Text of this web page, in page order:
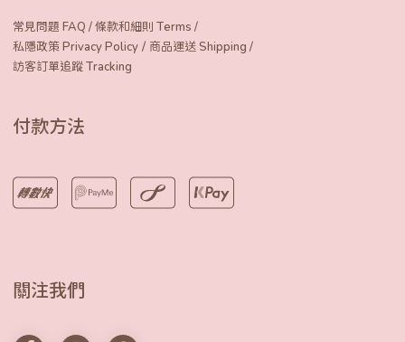
常見問題 FAQ /條款和細則 Terms /
私隱政策 Privacy Policy / 商品運送 Shipping /
訪客訂單追蹤 Tracking
付款方法
關注我們